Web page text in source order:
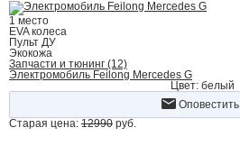
1 место
EVA колеса
Пульт ДУ
Экокожа
Запчасти и тюнинг (12)
Электромобиль Feilong Mercedes G
Цвет: белый
Оповестить
Старая цена: 12990 руб.